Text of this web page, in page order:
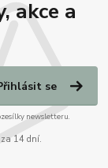
akce a
se
newsletteru.
14 dní.